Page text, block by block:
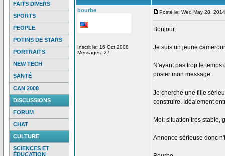
FAITS DIVERS
SPORTS
PEOPLE
POTINS DE STARS
PORTRAITS
NEW TECH
SANTÉ
CAN 2008
DISCUSSIONS
FORUM
CHAT
CULTURE
SCIENCES ET
ÉDUCATION
bourbe
Inscrit le: 16 Oct 2008
Messages: 27
Posté le: Wed May 28,
Bonjour,
Je suis un jeune
N'ayant pas trop le temps
poster mon message.
Je cherche une fille
construire. Idéalement
Moi: situation tres stable,
Annonce sérieuse donc